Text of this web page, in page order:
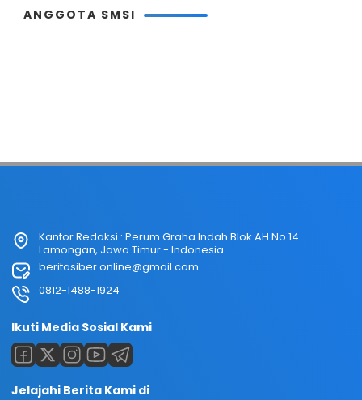
ANGGOTA SMSI
Kantor Redaksi : Perum Graha Indah Blok AH No.14
Lamongan, Jawa Timur - Indonesia
beritasiber.online@gmail.com
0812-1488-1924
Ikuti Media Sosial Kami
Jelajahi Berita Kami di